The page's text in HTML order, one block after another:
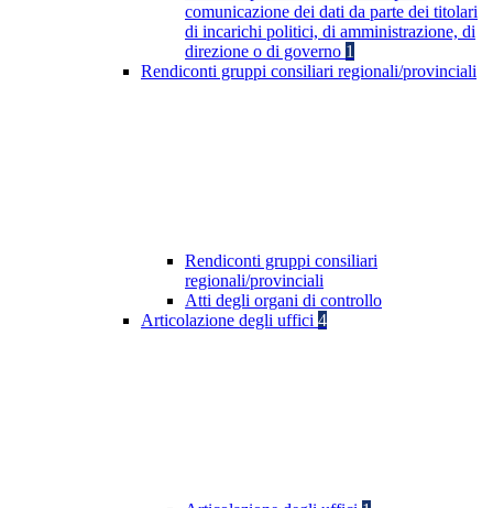
comunicazione dei dati da parte dei titolari
di incarichi politici, di amministrazione, di
direzione o di governo 1
Rendiconti gruppi consiliari regionali/provinciali
Rendiconti gruppi consiliari
regionali/provinciali
Atti degli organi di controllo
Articolazione degli uffici 4